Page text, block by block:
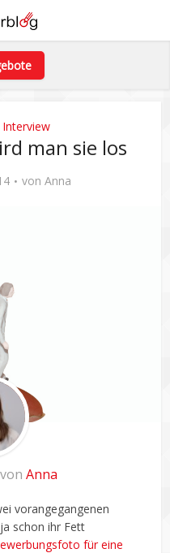
man sie los
von Anna
Anna
vorangegangenen
schon ihr Fett
für eine